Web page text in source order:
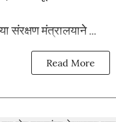
संरक्षण मंत्रालयाने ...
Read More